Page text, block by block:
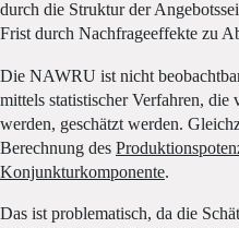
durch die Struktur der
Frist durch Nachfrageeffekte zu
Die NAWRU ist nicht
mittels statistischer Verfahren,
werden, geschätzt werden.
Berechnung des
Konjunkturkomponente.
Das ist problematisch, da die